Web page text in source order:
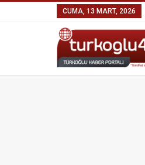
CUMA, 13 MART, 2026